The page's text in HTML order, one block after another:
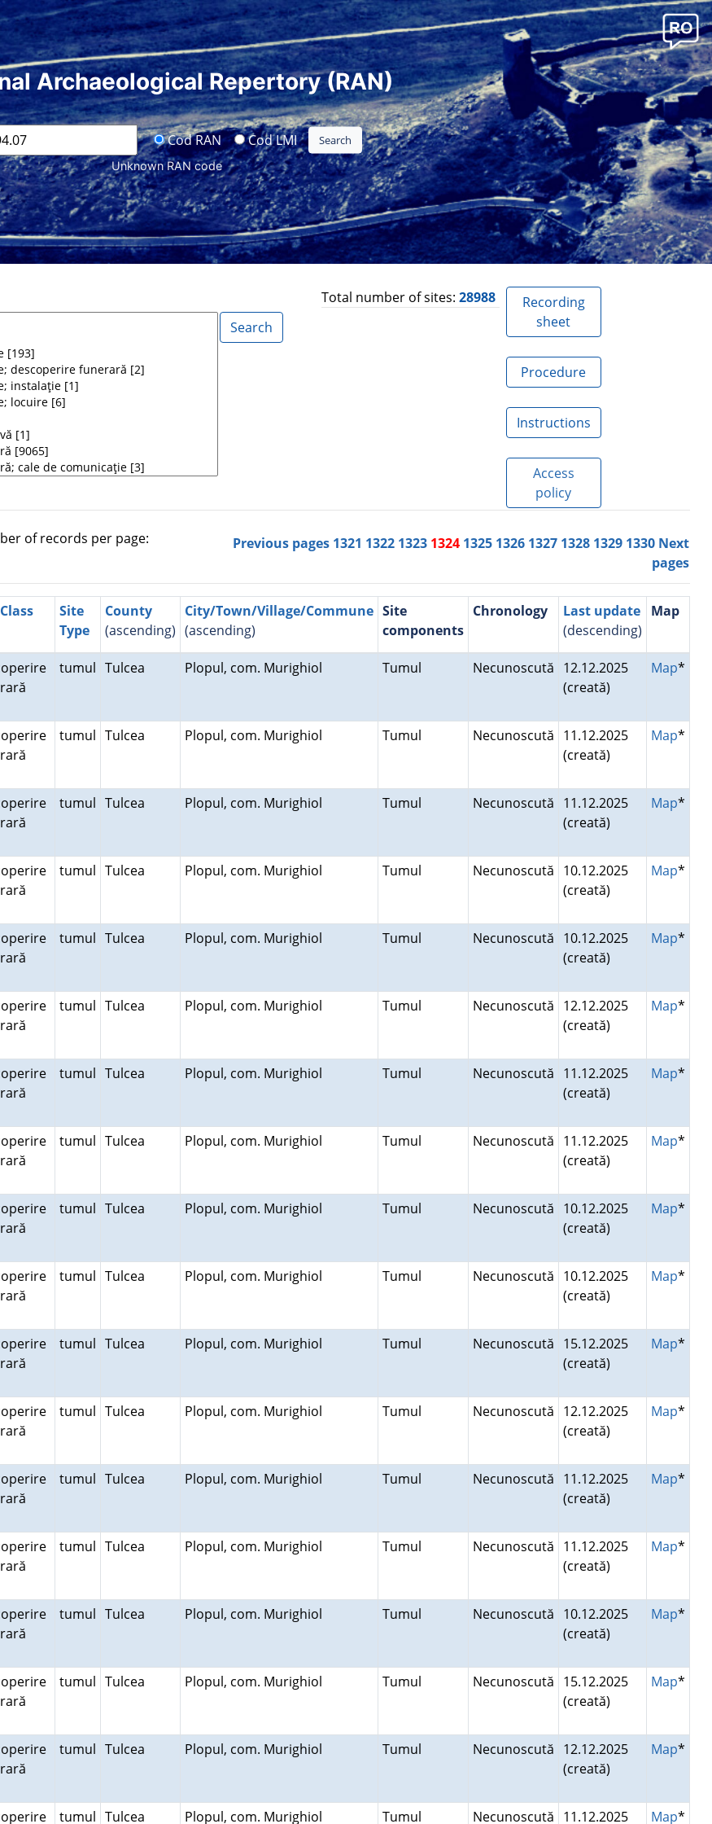
Archaeological Repertory (RAN)
Cod RAN Cod LMI
Unknown RAN code
Total number of sites: 28988
Recording
sheet
Procedure
Instructions
Access
policy
of records per page: Previous pages 1321 1322 1323 1324 1325 1326 1327 1328 1329 1330 Next
pages
Site
Type
County
(ascending)
City/Town/Village/Commune
(ascending)
Site
components
Chronology
Last update
(descending)
Map
tumul Tulcea Plopul, com. Murighiol Tumul Necunoscută 12.12.2025
(creată)
Map*
tumul Tulcea Plopul, com. Murighiol Tumul Necunoscută 11.12.2025
(creată)
Map*
tumul Tulcea Plopul, com. Murighiol Tumul Necunoscută 11.12.2025
(creată)
Map*
tumul Tulcea Plopul, com. Murighiol Tumul Necunoscută 10.12.2025
(creată)
Map*
tumul Tulcea Plopul, com. Murighiol Tumul Necunoscută 10.12.2025
(creată)
Map*
tumul Tulcea Plopul, com. Murighiol Tumul Necunoscută 12.12.2025
(creată)
Map*
tumul Tulcea Plopul, com. Murighiol Tumul Necunoscută 11.12.2025
(creată)
Map*
tumul Tulcea Plopul, com. Murighiol Tumul Necunoscută 11.12.2025
(creată)
Map*
tumul Tulcea Plopul, com. Murighiol Tumul Necunoscută 10.12.2025
(creată)
Map*
tumul Tulcea Plopul, com. Murighiol Tumul Necunoscută 10.12.2025
(creată)
Map*
tumul Tulcea Plopul, com. Murighiol Tumul Necunoscută 15.12.2025
(creată)
Map*
tumul Tulcea Plopul, com. Murighiol Tumul Necunoscută 12.12.2025
(creată)
Map*
tumul Tulcea Plopul, com. Murighiol Tumul Necunoscută 11.12.2025
(creată)
Map*
tumul Tulcea Plopul, com. Murighiol Tumul Necunoscută 11.12.2025
(creată)
Map*
tumul Tulcea Plopul, com. Murighiol Tumul Necunoscută 10.12.2025
(creată)
Map*
tumul Tulcea Plopul, com. Murighiol Tumul Necunoscută 15.12.2025
(creată)
Map*
tumul Tulcea Plopul, com. Murighiol Tumul Necunoscută 12.12.2025
(creată)
Map*
tumul Tulcea Plopul, com. Murighiol Tumul Necunoscută 11.12.2025 Map*